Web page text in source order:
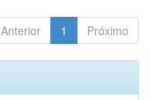
Anterior 1 Próximo